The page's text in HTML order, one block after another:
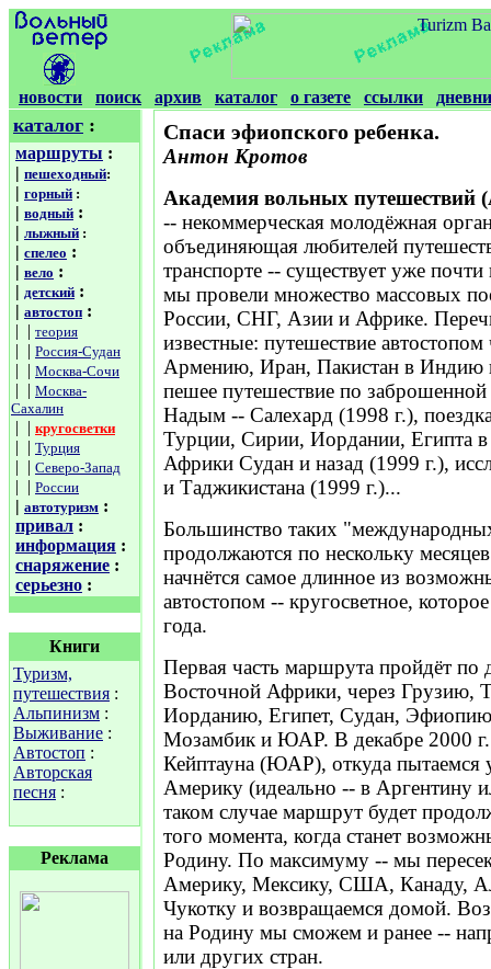
новости поиск архив каталог о газете ссылки
каталог :
маршруты :
| пешеходный:
| горный :
| водный :
| лыжный :
| спелео :
| вело :
| детский :
| автостоп :
| | теория
| | Россия-Судан
| | Москва-Сочи
| | Москва-
Сахалин
| | кругосветки
| | Турция
| | Северо-Запад
| | России
| автотуризм :
привал :
информация :
снаряжение :
серьезно :
Книги
Туризм,
путешествия :
Альпинизм :
Выживание :
Автостоп :
Авторская
песня :
Реклама
Спаси эфиопского ребенка.
Антон Кротов
Академия вольных путешествий
-- некоммерческая молодёжная
объединяющая любителей
транспорте -- существует уже почти
мы провели множество массовых
России, СНГ, Азии и Африке.
известные: путешествие
Армению, Иран, Пакистан в Индию
пешее путешествие по
Надым -- Салехард (1998 г.),
Турции, Сирии, Иордании, Египта
Африки Судан и назад (1999 г.),
и Таджикистана (1999 г.)...
Большинство таких
продолжаются по нескольку
начнётся самое длинное из
автостопом -- кругосветное,
года.
Первая часть маршрута пройдёт по
Восточной Африки, через
Иорданию, Египет, Судан,
Мозамбик и ЮАР. В декабре 2000
Кейптауна (ЮАР), откуда
Америку (идеально -- в Аргентину
таком случае маршрут будет
того момента, когда станет
Родину. По максимуму -- мы
Америку, Мексику, США, Канаду,
Чукотку и возвращаемся домой.
на Родину мы сможем и ранее --
или других стран.